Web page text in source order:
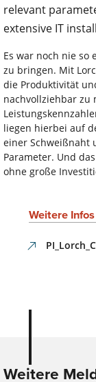
relevant
extensive IT
Es war noch nie so
zu bringen. Mit
die Produktivität
nachvollziehbar zu
liegen hierbei auf
einer Schweißnaht
Parameter. Und
ohne große
Weitere Infos
Weitere